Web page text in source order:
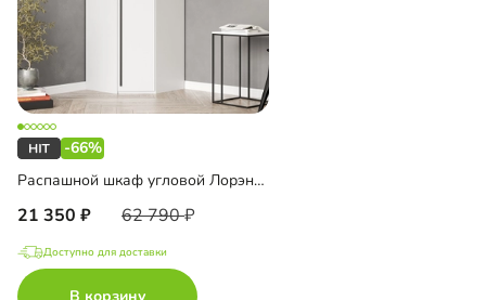
-66%
Распашной шкаф угловой Лорэна-800
21 350 62 790
Доступно для доставки